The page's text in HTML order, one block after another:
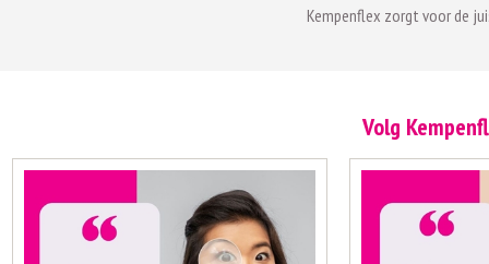
Kempenflex zorgt voor de
Volg